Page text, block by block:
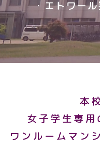
・エトワー
本
女子学生専用
ワンルームマン